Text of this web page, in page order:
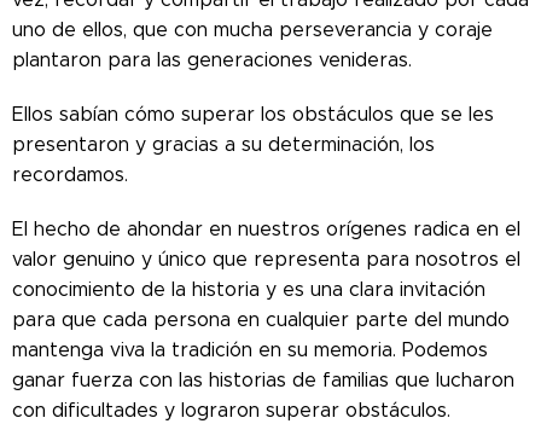
uno de ellos, que con mucha perseverancia y coraje
plantaron para las generaciones venideras.
Ellos sabían cómo superar los obstáculos que se les
presentaron y gracias a su determinación, los
recordamos.
El hecho de ahondar en nuestros orígenes radica en el
valor genuino y único que representa para nosotros el
conocimiento de la historia y es una clara invitación
para que cada persona en cualquier parte del mundo
mantenga viva la tradición en su memoria. Podemos
ganar fuerza con las historias de familias que lucharon
con dificultades y lograron superar obstáculos.